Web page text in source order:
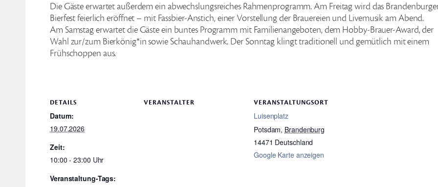
Die Gäste erwartet außerdem ein abwechslungsreiches Rahmenprogramm. Am Freitag wird das
Bierfest feierlich eröffnet – mit Fassbier-Anstich, einer Vorstellung der Brauereien und Livemusik am Abend.
Am Samstag erwartet die Gäste ein buntes Programm mit Familienangeboten, dem Hobby-Brauer-Award, der
Wahl zur/zum Bierkönig*in sowie Schauhandwerk. Der Sonntag klingt traditionell und gemütlich mit einem
Frühschoppen aus.
DETAILS
Datum:
19.07.2026
Zeit:
10:00 - 23:00
Veranstaltung-Tags:
VERANSTALTER VERANSTALTUNGSORT
Luisenplatz
Potsdam, Brandenburg
14471 Deutschland
Google Karte anzeigen